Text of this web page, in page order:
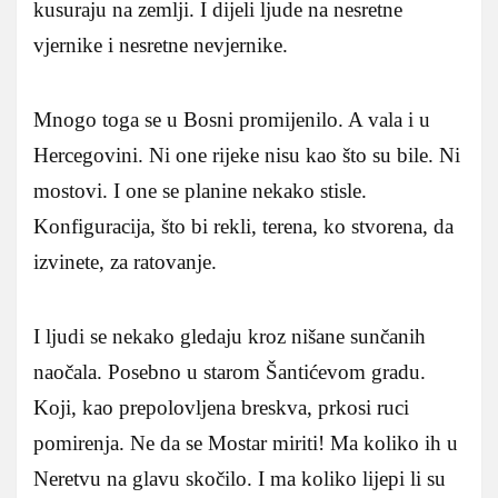
kusuraju na zemlji. I dijeli ljude na nesretne
vjernike i nesretne nevjernike.
Mnogo toga se u Bosni promijenilo. A vala i u
Hercegovini. Ni one rijeke nisu kao što su bile. Ni
mostovi. I one se planine nekako stisle.
Konfiguracija, što bi rekli, terena, ko stvorena, da
izvinete, za ratovanje.
I ljudi se nekako gledaju kroz nišane sunčanih
naočala. Posebno u starom Šantićevom gradu.
Koji, kao prepolovljena breskva, prkosi ruci
pomirenja. Ne da se Mostar miriti! Ma koliko ih u
Neretvu na glavu skočilo. I ma koliko lijepi li su